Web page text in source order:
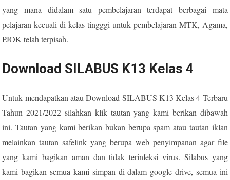
yang mana didalam satu pembelajaran terdapat berbagai mata
pelajaran kecuali di kelas tingggi untuk pembelajaran MTK, Agama,
PJOK telah terpisah.
Download SILABUS K13 Kelas 4
Untuk mendapatkan atau Download SILABUS K13 Kelas 4 Terbaru
Tahun 2021/2022 silahkan klik tautan yang kami berikan dibawah
ini. Tautan yang kami berikan bukan berupa spam atau tautan iklan
melainkan tautan safelink yang berupa web penyimpanan agar file
yang kami bagikan aman dan tidak terinfeksi virus. Silabus yang
kami bagikan semua kami simpan di dalam google drive, semua ini